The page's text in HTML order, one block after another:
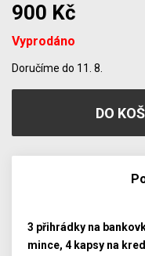
900 Kč
Vyprodáno
Doručíme do 11. 8.
Počet
3 přihrádky na
mince, 4 kapsy na